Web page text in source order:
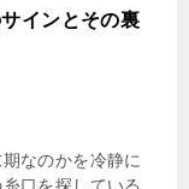
インとその裏
なのかを冷静に